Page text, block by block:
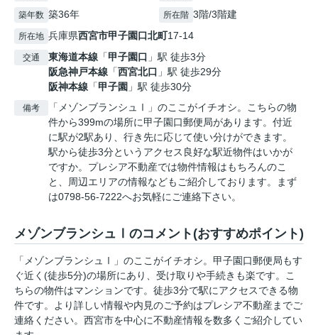
築年数 築36年 所在階 3階/3階建
所在地 兵庫県西宮市甲子園口北町17-14
交通 東海道本線 「甲子園口 」駅 徒歩3分
阪急神戸本線 「西宮北口 」駅 徒歩29分
阪神本線 「甲子園 」駅 徒歩30分
備考
「メゾンブランシュⅠ」のここがイチオシ。こちらの物
件から399mの場所に甲子園口郵便局があります。付近
に駅が2駅あり、行き先に応じて使い分けができます。
駅から徒歩3分というアクセス良好な駅近物件はいかが
ですか。プレシア不動産では物件情報はもちろんのこ
と、周辺エリアの情報などもご紹介しております。まず
は0798-56-7222へお気軽にご連絡下さい。
メゾンブランシュⅠのコメント(おすすめポイント)
「メゾンブランシュⅠ」のここがイチオシ。甲子園口郵便局もす
ぐ近く(徒歩5分)の場所にあり、受け取りや手続きも楽です。こ
ちらの物件はマンションです。徒歩3分で駅にアクセスできる物
件です。より詳しい情報や内見のご予約はプレシア不動産までご
連絡ください。西宮市を中心に不動産情報を数多くご紹介してい